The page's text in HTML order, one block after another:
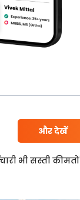
और देखें
भी सस्ती कीमतों